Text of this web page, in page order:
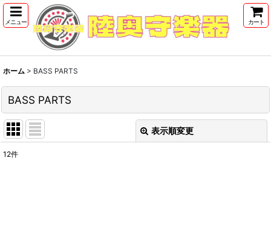
メニュー カート
ホーム > BASS PARTS
BASS PARTS
表示順変更
12件